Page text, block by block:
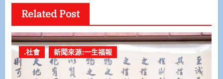
Related Post
.社會 新聞來源:一生福報